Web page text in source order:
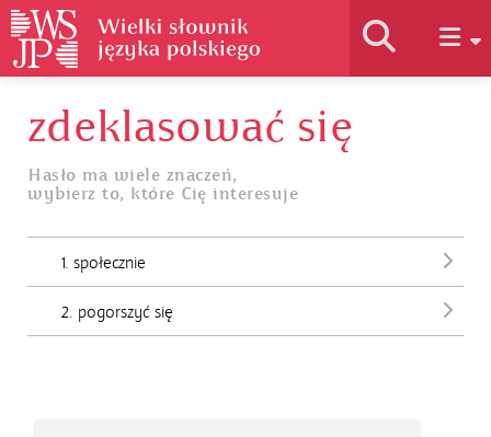
Historia słownika
Jak korzystać
zdeklasować się
Hasło ma wiele znaczeń,
wybierz to, które Cię interesuje
1. społecznie
2. pogorszyć się